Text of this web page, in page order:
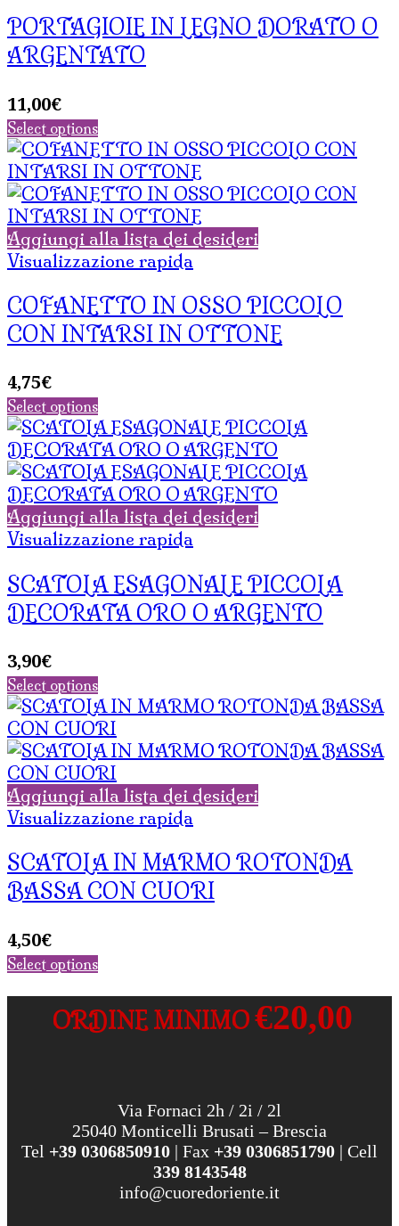
PORTAGIOIE IN LEGNO DORATO O
ARGENTATO
11,00€
Select options
Aggiungi alla lista dei desideri
Visualizzazione rapida
COFANETTO IN OSSO PICCOLO
CON INTARSI IN OTTONE
4,75€
Select options
Aggiungi alla lista dei desideri
Visualizzazione rapida
SCATOLA ESAGONALE PICCOLA
DECORATA ORO O ARGENTO
3,90€
Select options
Aggiungi alla lista dei desideri
Visualizzazione rapida
SCATOLA IN MARMO ROTONDA
BASSA CON CUORI
4,50€
Select options
ORDINE MINIMO€20,00
Via Fornaci 2h / 2i / 2l
25040 Monticelli Brusati – Brescia
Tel +39 0306850910 | Fax +39 0306851790 | Cell
339 8143548
info@cuoredoriente.it